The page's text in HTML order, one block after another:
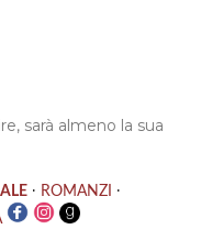
sarà almeno la sua
· ROMANZI ·